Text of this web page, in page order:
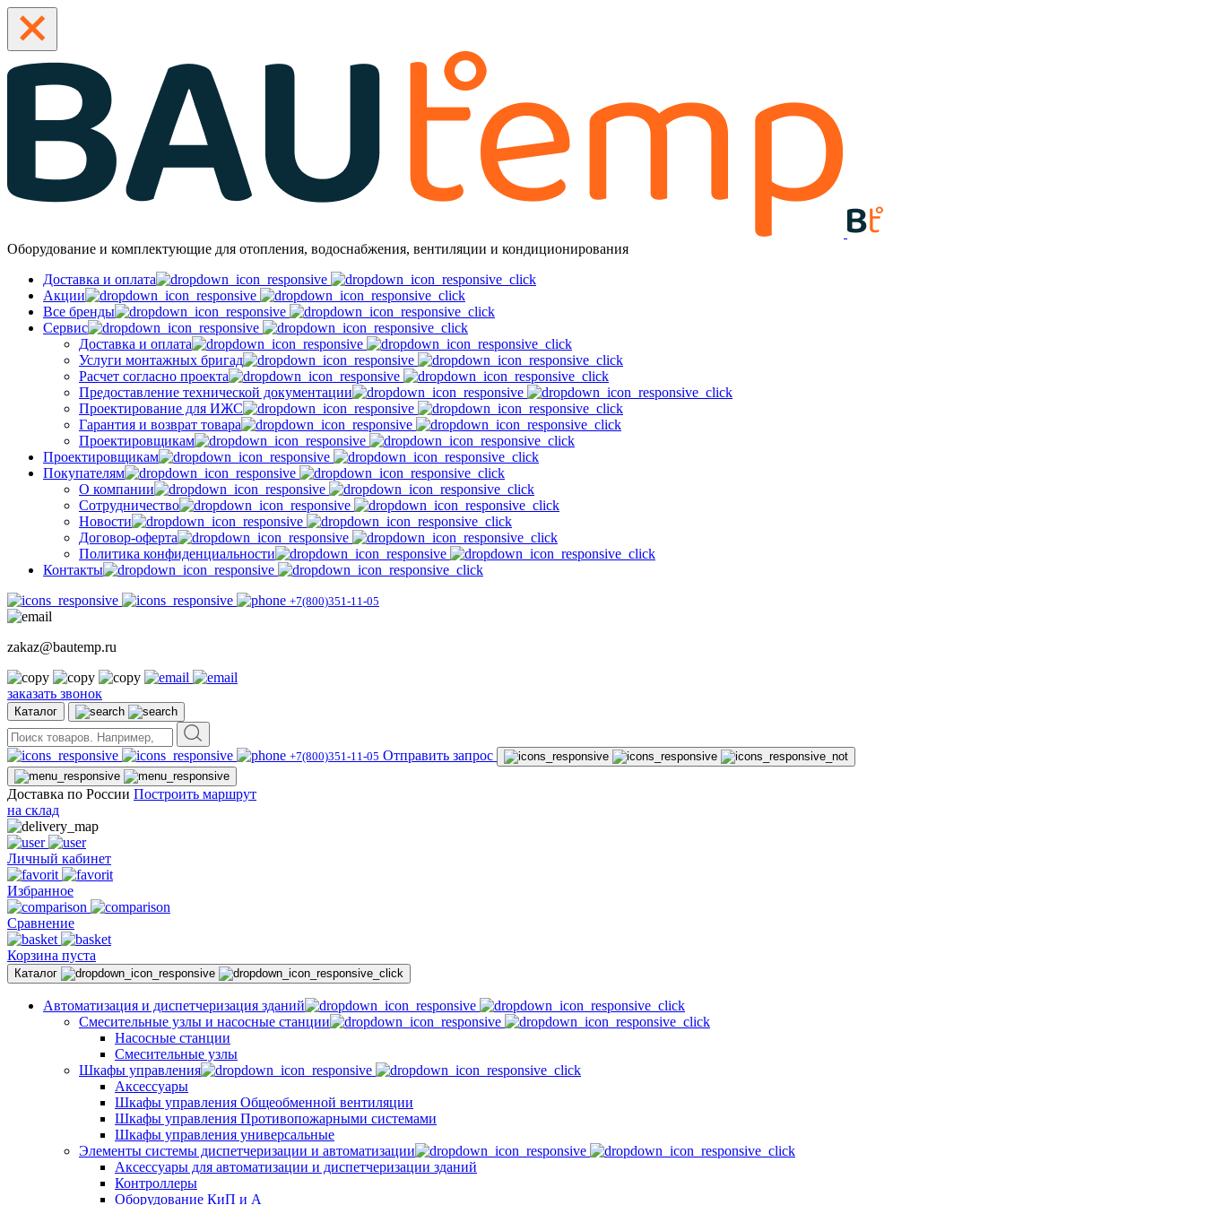
Оборудование и комплектующие для отопления, водоснабжения, вентиляции и кондиционирования
Доставка и оплата
Акции
Все бренды
Сервис
Доставка и оплата
Услуги монтажных бригад
Расчет согласно проекта
Предоставление технической документации
Проектирование для ИЖС
Гарантия и возврат товара
Проектировщикам
Проектировщикам
Покупателям
О компании
Сотрудничество
Новости
Договор-оферта
Политика конфиденциальности
Контакты
+7(800)351-11-05
zakaz@bautemp.ru
заказать звонок
Каталог
+7(800)351-11-05 Отправить запрос
Доставка по России Построить маршрут
на склад
Личный кабинет
Избранное
Сравнение
Корзина пуста
Каталог
Автоматизация и диспетчеризация зданий
Смесительные узлы и насосные станции
Насосные станции
Смесительные узлы
Шкафы управления
Аксессуары
Шкафы управления Общеобменной вентиляции
Шкафы управления Противопожарными системами
Шкафы управления универсальные
Элементы системы диспетчеризации и автоматизации
Аксессуары для автоматизации и диспетчеризации зданий
Контроллеры
Оборудование КиП и А